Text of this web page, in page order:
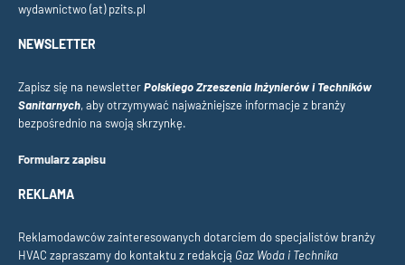
wydawnictwo (at) pzits.pl
NEWSLETTER
Zapisz się na newsletterPolskiego Zrzeszenia Inżynierów i Techników
Sanitarnych, aby otrzymywać najważniejsze informacje z branży
bezpośrednio na swoją skrzynkę.
Formularz zapisu
REKLAMA
Reklamodawców zainteresowanych dotarciem do specjalistów branży
HVAC zapraszamy do kontaktu z redakcją Gaz Woda i Technika